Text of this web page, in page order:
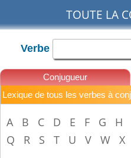
TOUTE LA
Verbe
Conjugueur
Lexique de tous les verbes à
A B C D E F G H
Q
R S T U V W X